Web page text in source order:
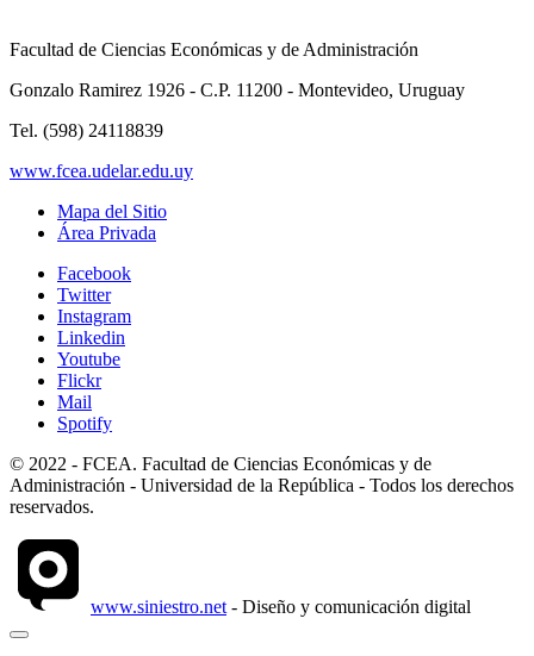
Facultad de Ciencias Económicas y de Administración
Gonzalo Ramirez 1926 - C.P. 11200 - Montevideo, Uruguay
Tel. (598) 24118839
www.fcea.udelar.edu.uy
Mapa del Sitio
Área Privada
Facebook
Twitter
Instagram
Linkedin
Youtube
Flickr
Mail
Spotify
© 2022 - FCEA. Facultad de Ciencias Económicas y de
Administración - Universidad de la República - Todos los derechos
reservados.
www.siniestro.net - Diseño y comunicación digital